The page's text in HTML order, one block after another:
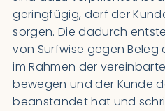
geringfügig, darf der
sorgen. Die dadurch
von Surfwise gegen Beleg
im Rahmen der
bewegen und der Kunde
beanstandet hat und